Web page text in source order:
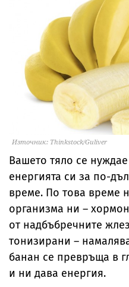
Източник: Thinkstock/Guliver
Вашето тяло се
енергията си за по-
време. По това време
организма ни –
от надбъбречните
тонизирани –
банан се превръща в
и ни дава енергия.